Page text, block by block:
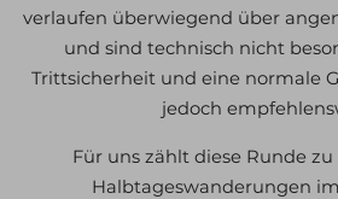
verlaufen überwiegend über
und sind technisch nicht
Trittsicherheit und eine normale
jedoch
Für uns zählt diese Runde
Halbtageswanderungen